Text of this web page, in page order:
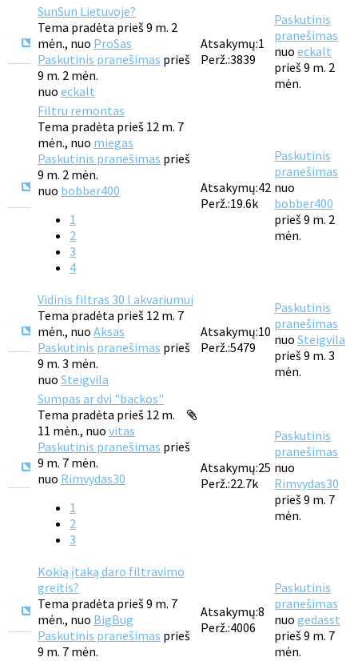
SunSun Lietuvoje?
Tema pradėta prieš 9 m. 2
mėn., nuo ProSas
Paskutinis pranešimas prieš
9 m. 2 mėn.
nuo eckalt
Atsakymų:1
Perž.:3839
Paskutinis
pranešimas
nuo eckalt
prieš 9 m. 2
mėn.
Filtru remontas
Tema pradėta prieš 12 m. 7
mėn., nuo miegas
Paskutinis pranešimas prieš
9 m. 2 mėn.
nuo bobber400
1
2
3
4
Atsakymų:42
Perž.:19.6k
Paskutinis
pranešimas
nuo
bobber400
prieš 9 m. 2
mėn.
Vidinis filtras 30 l akvariumui
Tema pradėta prieš 12 m. 7
mėn., nuo Aksas
Paskutinis pranešimas prieš
9 m. 3 mėn.
nuo Steigvila
Atsakymų:10
Perž.:5479
Paskutinis
pranešimas
nuo Steigvila
prieš 9 m. 3
mėn.
Sumpas ar dvi "backos"
Tema pradėta prieš 12 m.
11 mėn., nuo vitas
Paskutinis pranešimas prieš
9 m. 7 mėn.
nuo Rimvydas30
1
2
3
Atsakymų:25
Perž.:22.7k
Paskutinis
pranešimas
nuo
Rimvydas30
prieš 9 m. 7
mėn.
Kokią įtaką daro filtravimo
greitis?
Tema pradėta prieš 9 m. 7
mėn., nuo BigBug
Paskutinis pranešimas prieš
9 m. 7 mėn.
Atsakymų:8
Perž.:4006
Paskutinis
pranešimas
nuo gedasst
prieš 9 m. 7
mėn.